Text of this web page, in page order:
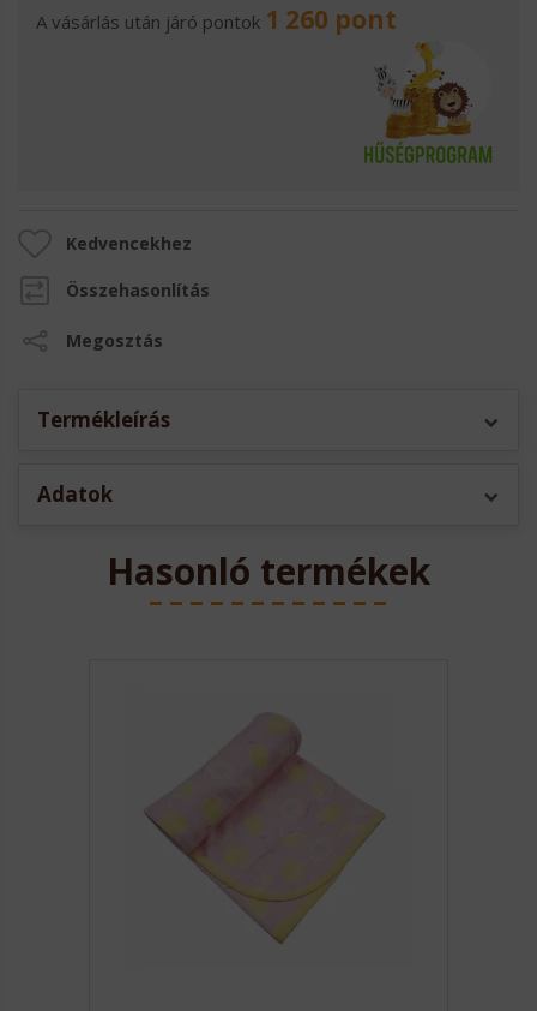
A vásárlás után járó pontok 1 260 pont
Kedvencekhez
Összehasonlítás
Megosztás
Termékleírás
Adatok
Hasonló termékek